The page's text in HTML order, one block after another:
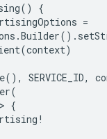
{
=
SERVICE_ID,
{